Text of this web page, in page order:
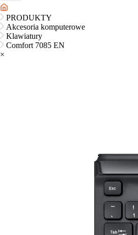
PRODUKTY
Akcesoria komputerowe
Klawiatury
Comfort 7085 EN
×